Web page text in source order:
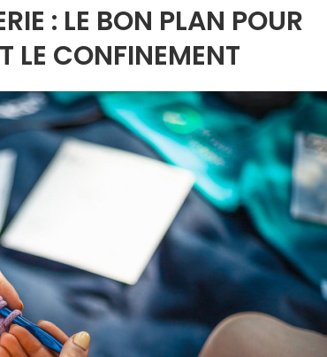
: LE BON PLAN POUR
LE CONFINEMENT